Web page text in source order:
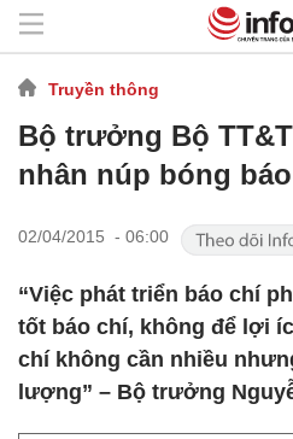
Truyền thông
Bộ trưởng Bộ
nhân núp bóng
02/04/2015 - 06:00
“Việc phát triển báo chí
tốt báo chí, không để lợi
chí không cần nhiều
lượng” – Bộ trưởng